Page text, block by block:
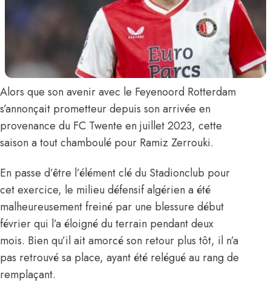
Alors que son avenir avec le Feyenoord Rotterdam
s’annonçait prometteur depuis son arrivée en
provenance du FC Twente en juillet 2023, cette
saison a tout chamboulé pour Ramiz Zerrouki.
En passe d’être l’élément clé du Stadionclub pour
cet exercice, le milieu défensif algérien a été
malheureusement freiné par une blessure début
février qui l’a éloigné du terrain pendant deux
mois. Bien qu’il ait amorcé son retour plus tôt, il n’a
pas retrouvé sa place, ayant été relégué au rang de
remplaçant.